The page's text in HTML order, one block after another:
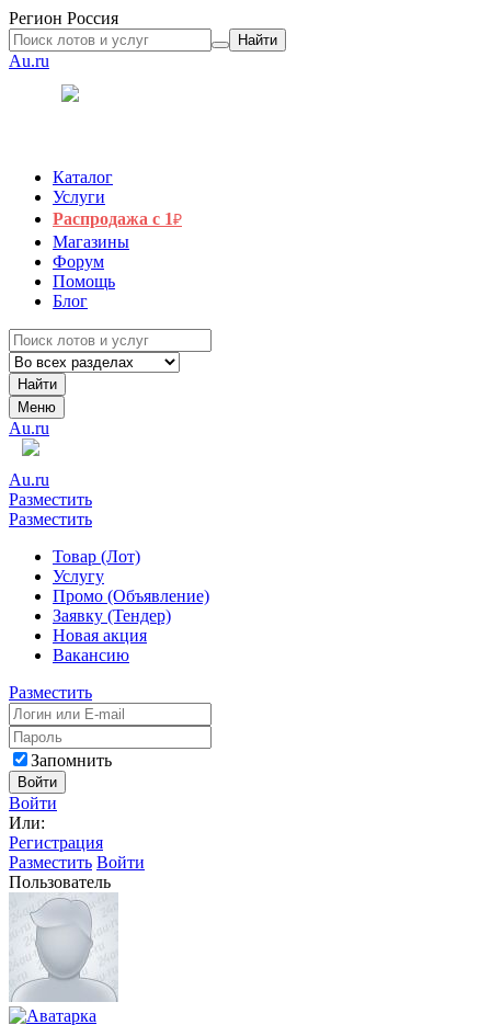
Регион Россия
Найти
Au.ru
Каталог
Услуги
Распродажа с 1₽
Магазины
Форум
Помощь
Блог
Найти
Меню
Au.ru
Au.ru
Разместить
Разместить
Товар (Лот)
Услугу
Промо (Объявление)
Заявку (Тендер)
Новая акция
Вакансию
Разместить
Запомнить
Войти
Войти
Или:
Регистрация
Разместить Войти
Пользователь